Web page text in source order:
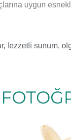
uygun
, lezzetli sunum,